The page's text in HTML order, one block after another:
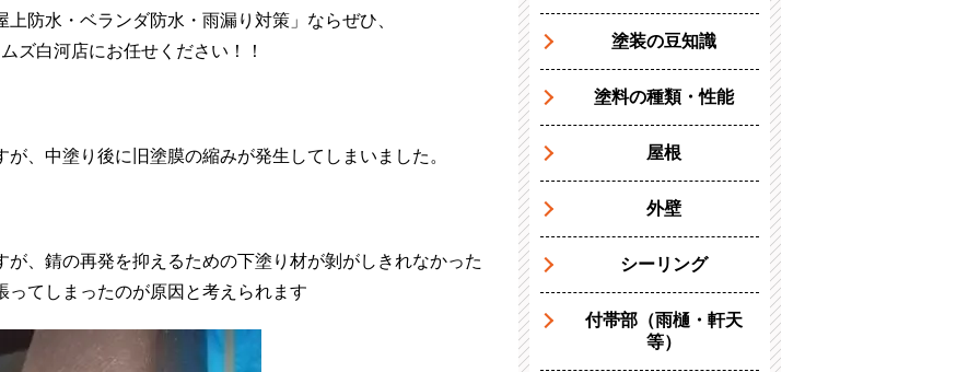
防水・ベランダ防水・雨漏り対策」ならぜひ、
ズ白河店にお任せください！！
、中塗り後に旧塗膜の縮みが発生してしまいました。
、錆の再発を抑えるための下塗り材が剝がしきれなかった
ってしまったのが原因と考えられます
塗装の豆知識
塗料の種類・性能
屋根
外壁
シーリング
付帯部（雨樋・軒天
等）